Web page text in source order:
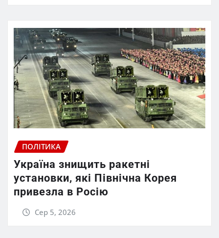
ПОЛІТИКА
Україна знищить ракетні
установки, які Північна Корея
привезла в Росію
Сер 5, 2026